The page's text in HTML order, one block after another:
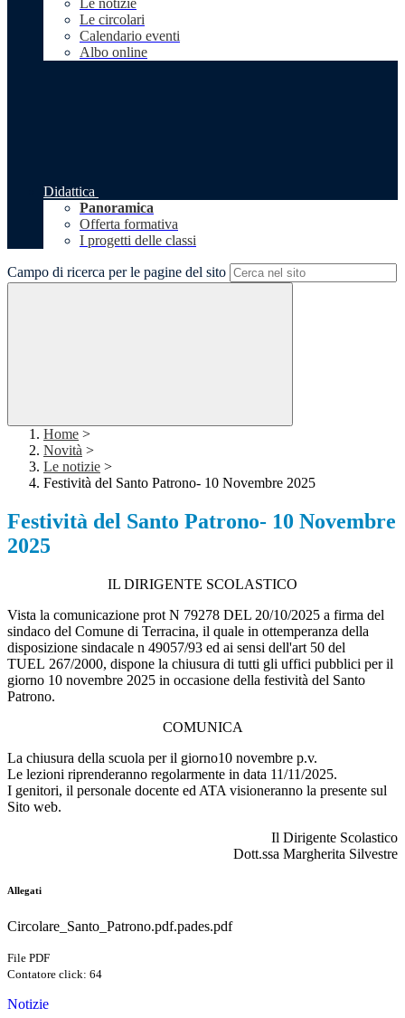
Le notizie
Le circolari
Calendario eventi
Albo online
Didattica
Panoramica
Offerta formativa
I progetti delle classi
Campo di ricerca per le pagine del sito
Home >
Novità >
Le notizie >
Festività del Santo Patrono- 10 Novembre 2025
Festività del Santo Patrono- 10 Novembre
2025
IL DIRIGENTE SCOLASTICO
Vista la comunicazione prot N 79278 DEL 20/10/2025 a firma del
sindaco del Comune di Terracina, il quale in ottemperanza della
disposizione sindacale n 49057/93 ed ai sensi dell'art 50 del
TUEL 267/2000, dispone la chiusura di tutti gli uffici pubblici per il
giorno 10 novembre 2025 in occasione della festività del Santo
Patrono.
COMUNICA
La chiusura della scuola per il giorno10 novembre p.v.
Le lezioni riprenderanno regolarmente in data 11/11/2025.
I genitori, il personale docente ed ATA visioneranno la presente sul
Sito web.
Il Dirigente Scolastico
Dott.ssa Margherita Silvestre
Allegati
Circolare_Santo_Patrono.pdf.pades.pdf
File PDF
Contatore click: 64
Notizie